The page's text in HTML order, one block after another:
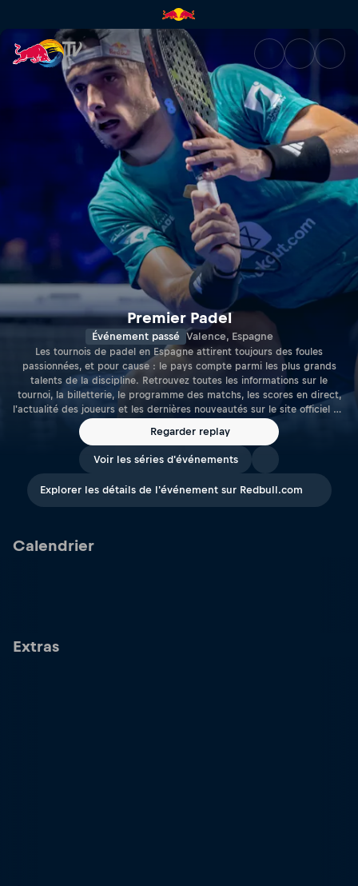
Valencia Premier Padel P1 |
Premier Padel
Événement passé Valence, Espagne
Les tournois de padel en Espagne attirent toujours des foules
passionnées, et pour cause : le pays compte parmi les plus grands
talents de la discipline. Retrouvez toutes les informations sur le
tournoi, la billetterie, le programme des matchs, les scores en direct,
l'actualité des joueurs et les dernières nouveautés sur le site officiel de
Regarder replay
Voir les séries d'événements
Explorer les détails de l'événement sur Redbull.com
Calendrier
Extras